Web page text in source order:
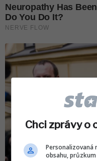
Chci zprávy o
Personalizovaná
obsahu,